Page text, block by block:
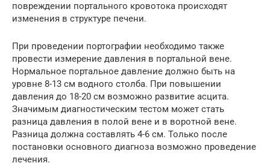
повреждении портального кровотока происходят
изменения в структуре печени.
При проведении портографии необходимо также
провести измерение давления в портальной вене.
Нормальное портальное давление должно быть на
уровне 8-13 см водного столба. При повышении
давления до 18-20 см возможно развитие асцита.
Значимым диагностическим тестом может стать
разница давления в полой вене и в воротной вене.
Разница должна составлять 4-6 см. Только после
постановки основного диагноза возможно проведение
лечения.